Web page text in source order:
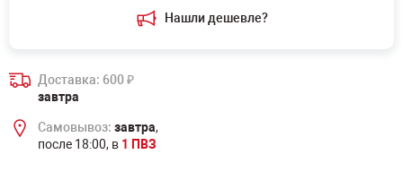
Нашли дешевле?
Доставка: 600₽
завтра
Самовывоз: завтра,
после 18:00, в 1 ПВЗ